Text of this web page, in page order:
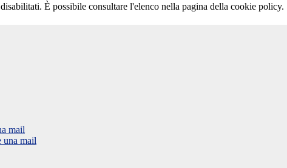
È possibile consultare l'elenco nella pagina della cookie policy.
mail
una mail